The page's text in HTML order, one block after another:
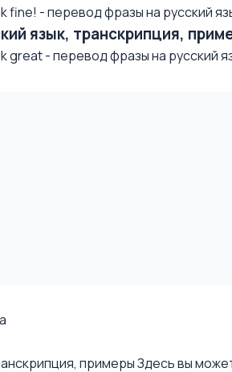
- перевод фразы на русский
язык, транскрипция,
- перевод фразы на русский
примерыЗдесь вы